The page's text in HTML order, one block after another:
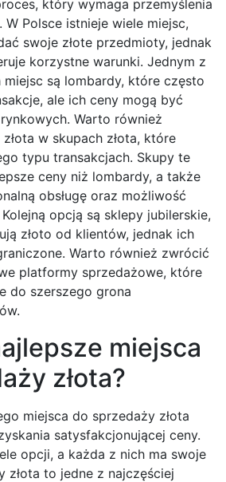
który wymaga przemyślenia
W Polsce istnieje wiele miejsc,
swoje złote przedmioty, jednak
korzystne warunki. Jednym z
miejsc są lombardy, które często
ale ich ceny mogą być
Warto również
w skupach złota, które
typu transakcjach. Skupy te
ceny niż lombardy, a także
obsługę oraz możliwość
opcją są sklepy jubilerskie,
złoto od klientów, jednak ich
Warto również zwrócić
platformy sprzedażowe, które
do szerszego grona
miejsca
złota?
miejsca do sprzedaży złota
satysfakcjonującej ceny.
opcji, a każda z nich ma swoje
złota to jedne z najczęściej